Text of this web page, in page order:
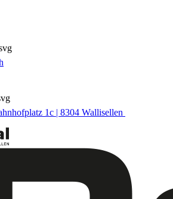
1c | 8304 Wallisellen